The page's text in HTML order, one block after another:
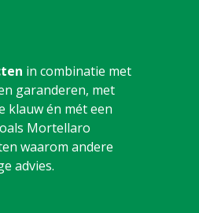
in combinatie met
garanderen, met
klauw én mét een
Mortellaro
waarom andere
advies.